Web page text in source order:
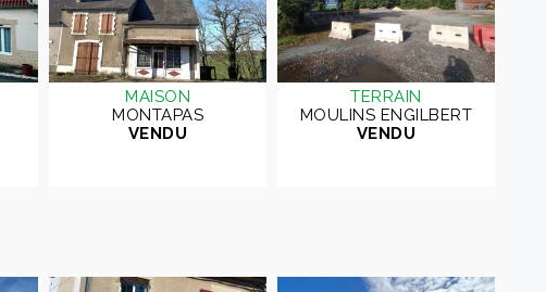
MAISON
MONTAPAS
VENDU
TERRAIN
MOULINS ENGILBERT
VENDU